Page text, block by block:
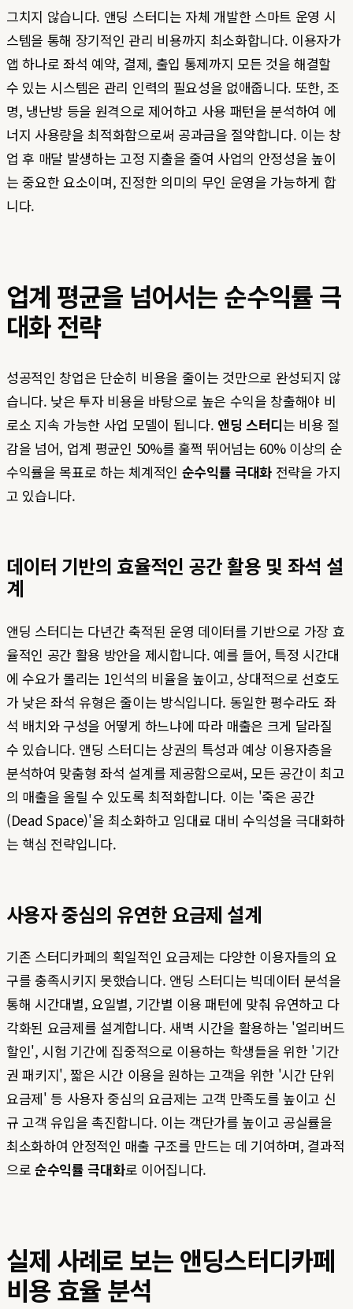
그치지 않습니다. 앤딩 스터디는 자체 개발한 스마트 운영 시
스템을 통해 장기적인 관리 비용까지 최소화합니다. 이용자가
앱 하나로 좌석 예약, 결제, 출입 통제까지 모든 것을 해결할
수 있는 시스템은 관리 인력의 필요성을 없애줍니다. 또한, 조
명, 냉난방 등을 원격으로 제어하고 사용 패턴을 분석하여 에
너지 사용량을 최적화함으로써 공과금을 절약합니다. 이는 창
업 후 매달 발생하는 고정 지출을 줄여 사업의 안정성을 높이
는 중요한 요소이며, 진정한 의미의 무인 운영을 가능하게 합
니다.
업계 평균을 넘어서는 순수익률 극
대화 전략
성공적인 창업은 단순히 비용을 줄이는 것만으로 완성되지 않
습니다. 낮은 투자 비용을 바탕으로 높은 수익을 창출해야 비
로소 지속 가능한 사업 모델이 됩니다. 앤딩 스터디는 비용 절
감을 넘어, 업계 평균인 50%를 훌쩍 뛰어넘는 60% 이상의 순
수익률을 목표로 하는 체계적인 순수익률 극대화 전략을 가지
고 있습니다.
데이터 기반의 효율적인 공간 활용 및 좌석 설
계
앤딩 스터디는 다년간 축적된 운영 데이터를 기반으로 가장 효
율적인 공간 활용 방안을 제시합니다. 예를 들어, 특정 시간대
에 수요가 몰리는 1인석의 비율을 높이고, 상대적으로 선호도
가 낮은 좌석 유형은 줄이는 방식입니다. 동일한 평수라도 좌
석 배치와 구성을 어떻게 하느냐에 따라 매출은 크게 달라질
수 있습니다. 앤딩 스터디는 상권의 특성과 예상 이용자층을
분석하여 맞춤형 좌석 설계를 제공함으로써, 모든 공간이 최고
의 매출을 올릴 수 있도록 최적화합니다. 이는 '죽은 공간
(Dead Space)'을 최소화하고 임대료 대비 수익성을 극대화하
는 핵심 전략입니다.
사용자 중심의 유연한 요금제 설계
기존 스터디카페의 획일적인 요금제는 다양한 이용자들의 요
구를 충족시키지 못했습니다. 앤딩 스터디는 빅데이터 분석을
통해 시간대별, 요일별, 기간별 이용 패턴에 맞춰 유연하고 다
각화된 요금제를 설계합니다. 새벽 시간을 활용하는 '얼리버드
할인', 시험 기간에 집중적으로 이용하는 학생들을 위한 '기간
권 패키지', 짧은 시간 이용을 원하는 고객을 위한 '시간 단위
요금제' 등 사용자 중심의 요금제는 고객 만족도를 높이고 신
규 고객 유입을 촉진합니다. 이는 객단가를 높이고 공실률을
최소화하여 안정적인 매출 구조를 만드는 데 기여하며, 결과적
으로순수익률 극대화로 이어집니다.
실제 사례로 보는 앤딩스터디카페
비용 효율 분석